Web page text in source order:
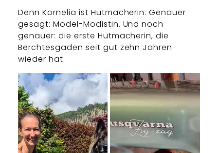
Denn Kornelia ist Hutmacherin. Genauer
gesagt: Model-Modistin. Und noch
genauer: die erste Hutmacherin, die
Berchtesgaden seit gut zehn Jahren
wieder hat.